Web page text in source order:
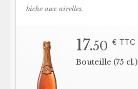
biche aux airelles.
17.50 € TTC
Bouteille (75 cl.)